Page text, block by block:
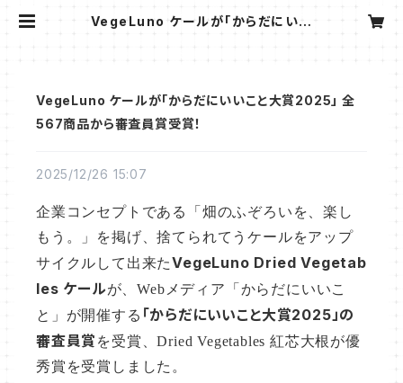
VegeLuno ケールが「からだにいい
VegeLuno ケールが「からだにいいこと大賞2025」 全
567商品から審査員賞受賞！
2025/12/26 15:07
企業コンセプトである「畑のふぞろいを、楽し
もう。」を掲げ 、捨てられてうケールをアップ
サイクルして出来たVegeLuno Dried Vegetab
les ケールが、Webメディア「からだにいいこ
と」が開催する 「からだにいいこと大賞2025」の
審査員賞 を受賞、Dried Vegetables 紅芯大根が優
秀賞を受賞しました。